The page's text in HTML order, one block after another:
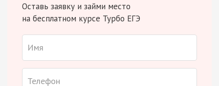
Оставь заявку и займи место
на бесплатном курсе Турбо ЕГЭ